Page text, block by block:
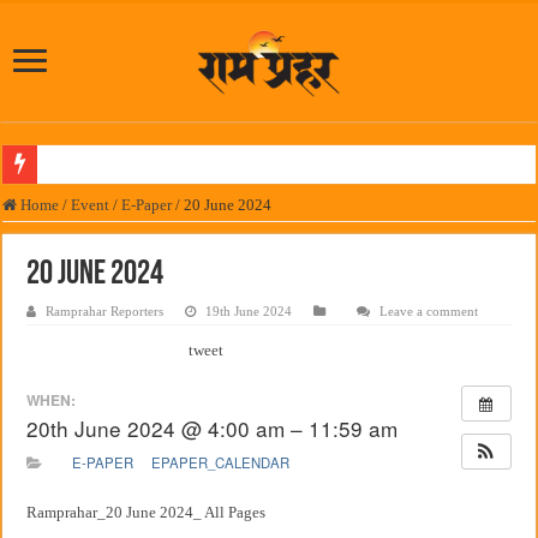
लोकनेते रामशेठ ठाकूर समाजसेवेतील हिरा -आमदार रविशेठ पाटील
पनवेलमध्ये ८ ऑगस्टला महारोजगार मेळावा
सर्वात मोठ्या दिवाळी अंक स्पर्धेचा निकाल जाहीर
जनार्दन भगत शिक्षण प्रसारक संस्थेच्या मुख्य प्रशासकीय कार्यालयासह भव्य मूट कोर्टचे बुधवारी
पालेखुर्द येथील जि.प. शाळेच्या नूतन इमारतीचे लोकनेते रामशेठ ठाकूर यांच्या उद्घाटन
हर घर तिरंगा अभियानासंदर्भात पनवेलमध्ये बैठक
कामोठे येथे समाजोपयोगी वस्तूंच्या वाटपाचा उपक्रम
छत्रपती शिवाजी महाराज महाराजस्व समाधान शिबिरास पनवेलमध्ये उत्स्फूर्त प्रतिसाद
Home / Event / E-Paper / 20 June 2024
20 June 2024
Ramprahar Reporters 19th June 2024 Leave a comment
tweet
WHEN:
20th June 2024 @ 4:00 am – 11:59 am
E-PAPER EPAPER_CALENDAR
Ramprahar_20 June 2024_ All Pages